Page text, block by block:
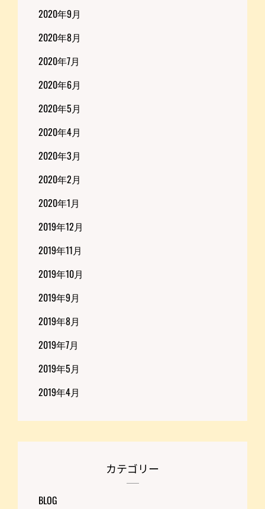
2020年9月
2020年8月
2020年7月
2020年6月
2020年5月
2020年4月
2020年3月
2020年2月
2020年1月
2019年12月
2019年11月
2019年10月
2019年9月
2019年8月
2019年7月
2019年5月
2019年4月
カテゴリー
BLOG